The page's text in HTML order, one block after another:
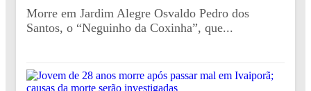
Morre em Jardim Alegre Osvaldo Pedro dos
Santos, o “Neguinho da Coxinha”, que...